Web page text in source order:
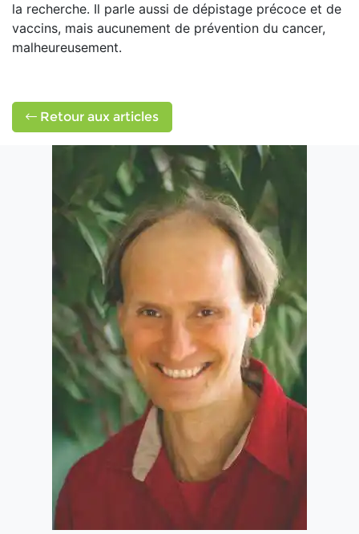
la recherche. Il parle aussi de dépistage précoce et de
vaccins, mais aucunement de prévention du cancer,
malheureusement.
Retour aux articles